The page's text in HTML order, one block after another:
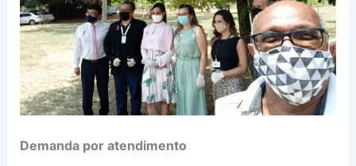
Demanda por atendimento